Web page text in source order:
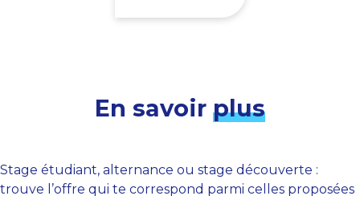
En savoir plus
Stage étudiant, alternance ou stage découverte :
trouve l’offre qui te correspond parmi celles proposées